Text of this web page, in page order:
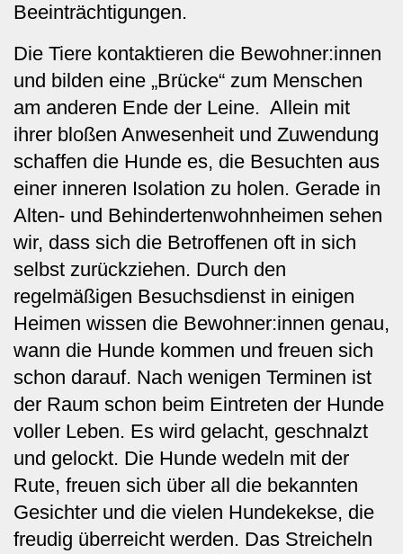
Beeinträchtigungen.
Die Tiere kontaktieren die Bewohner:innen
und bilden eine „Brücke“ zum Menschen
am anderen Ende der Leine. Allein mit
ihrer bloßen Anwesenheit und Zuwendung
schaffen die Hunde es, die Besuchten aus
einer inneren Isolation zu holen. Gerade in
Alten- und Behindertenwohnheimen sehen
wir, dass sich die Betroffenen oft in sich
selbst zurückziehen. Durch den
regelmäßigen Besuchsdienst in einigen
Heimen wissen die Bewohner:innen genau,
wann die Hunde kommen und freuen sich
schon darauf. Nach wenigen Terminen ist
der Raum schon beim Eintreten der Hunde
voller Leben. Es wird gelacht, geschnalzt
und gelockt. Die Hunde wedeln mit der
Rute, freuen sich über all die bekannten
Gesichter und die vielen Hundekekse, die
freudig überreicht werden. Das Streicheln